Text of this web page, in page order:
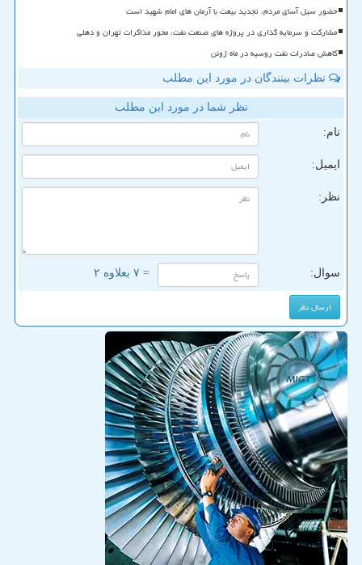
حضور سیل آسای مردم، تجدید بیعت با آرمان های امام شهید است
مشارکت و سرمایه گذاری در پروژه های صنعت نفت، محور مذاکرات تهران و دهلی
کاهش صادرات نفت روسیه در ماه ژوئن
نظرات بینندگان در مورد این مطلب
نظر شما در مورد این مطلب
نام:
ایمیل:
نظر:
سوال: = ۷ بعلاوه ۲